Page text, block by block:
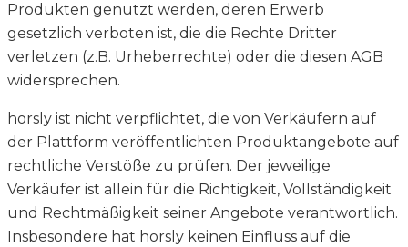
Produkten genutzt werden, deren Erwerb
gesetzlich verboten ist, die die Rechte Dritter
verletzen (z.B. Urheberrechte) oder die diesen AGB
widersprechen.
horsly ist nicht verpflichtet, die von Verkäufern auf
der Plattform veröffentlichten Produktangebote auf
rechtliche Verstöße zu prüfen. Der jeweilige
Verkäufer ist allein für die Richtigkeit, Vollständigkeit
und Rechtmäßigkeit seiner Angebote verantwortlich.
Insbesondere hat horsly keinen Einfluss auf die